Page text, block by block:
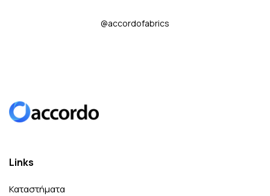
@accordofabrics
Links
Καταστήματα